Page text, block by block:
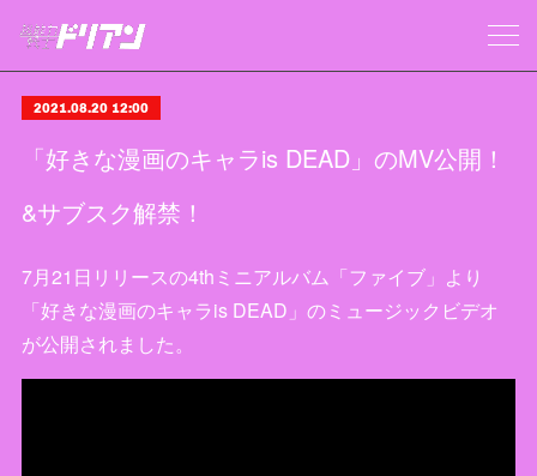
2021.08.20 12:00
「好きな漫画のキャラis DEAD」のMV公開！
&サブスク解禁！
7月21日リリースの4thミニアルバム「ファイブ」より
「好きな漫画のキャラis DEAD」のミュージックビデオ
が公開されました。